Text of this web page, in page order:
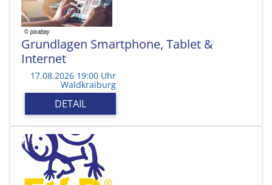
Grundlagen Smartphone, Tablet &
Internet
17.08.2026 19:00 Uhr
Waldkraiburg
DETAIL